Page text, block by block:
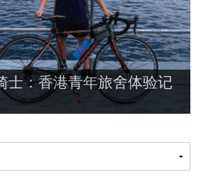
士：香港青年旅舍体验记